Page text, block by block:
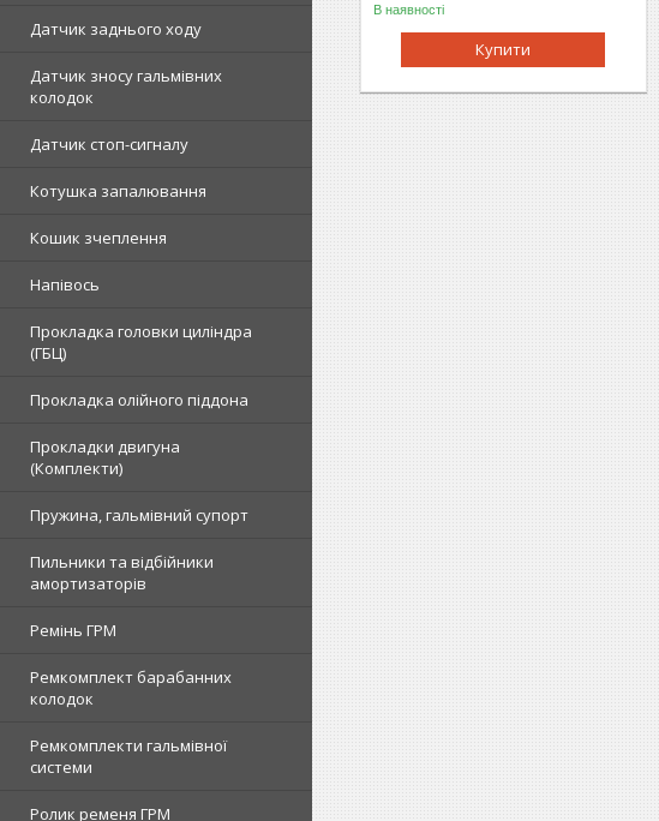
Датчик заднього ходу
Датчик зносу гальмівних
колодок
Датчик стоп-сигналу
Котушка запалювання
Кошик зчеплення
Напівось
Прокладка головки циліндра
(ГБЦ)
Прокладка олійного піддона
Прокладки двигуна
(Комплекти)
Пружина, гальмівний супорт
Пильники та відбійники
амортизаторів
Ремінь ГРМ
Ремкомплект барабанних
колодок
Ремкомплекти гальмівної
системи
Ролик ременя ГРМ
В наявності
Купити